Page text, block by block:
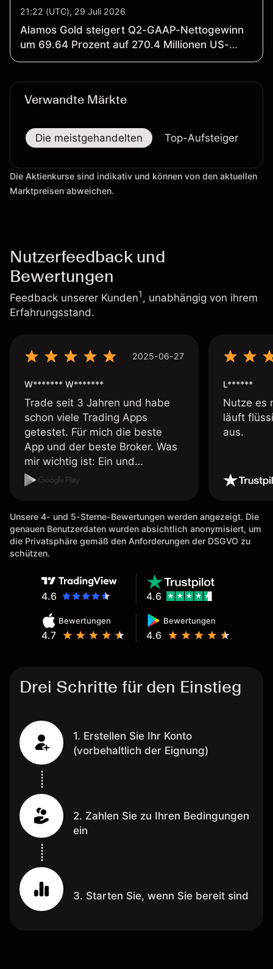
21:22 (UTC), 29 Juli 2026
Alamos Gold steigert Q2-GAAP-Nettogewinn
um 69.64 Prozent auf 270.4 Millionen US-
Dollar; Umsatz klettert um 35.58 Prozent auf
Verwandte Märkte
Die meistgehandelten Top-Aufsteiger
Die Aktienkurse sind indikativ und können von den aktuellen
Marktpreisen abweichen.
Nutzerfeedback und
Bewertungen
Feedback unserer Kunden1, unabhängig von ihrem
Erfahrungsstand.
2025-06-27
W******* W*******
Trade seit 3 Jahren und habe
schon viele Trading Apps
getestet. Für mich die beste
App und der beste Broker. Was
mir wichtig ist: Ein und
Auszahlungen per Kreditkarte
möglich. Berichte, Auszüge OK.
Eine Diagrammfunktion wie es
bei Naga ist wäre
L******
Nutze es
läuft
aus.
Unsere 4- und 5-Sterne-Bewertungen werden angezeigt. Die
genauen Benutzerdaten wurden absichtlich anonymisiert, um
die Privatsphäre gemäß den Anforderungen der DSGVO zu
schützen.
4.6
Bewertungen
4.7
Bewertungen
4.6
4.6
Drei Schritte für den Einstieg
1. Erstellen Sie Ihr Konto
(vorbehaltlich der Eignung)
2. Zahlen Sie zu Ihren Bedingungen
ein
3. Starten Sie, wenn Sie bereit sind